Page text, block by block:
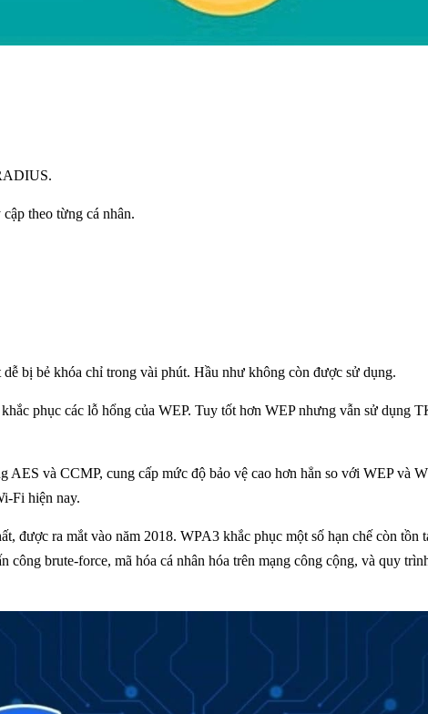
theo từng cá nhân.
bị bẻ khóa chỉ trong vài phút. Hầu như không còn được sử dụng.
phục các lỗ hổng của WEP. Tuy tốt hơn WEP nhưng vẫn sử dụng
AES và CCMP, cung cấp mức độ bảo vệ cao hơn hẳn so với WEP và
Fi hiện nay.
được ra mắt vào năm 2018. WPA3 khắc phục một số hạn chế còn tồn
brute-force, mã hóa cá nhân hóa trên mạng công cộng, và quy